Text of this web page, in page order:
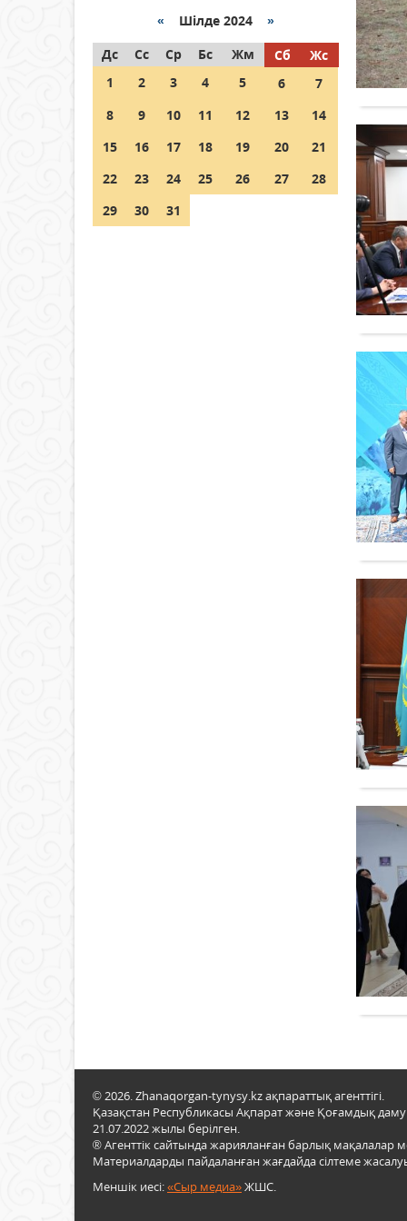
граждане Казахстана,
находящиеся за рубежом?
Шетелде жүрген Қазақстан
азаматтары қалай дауыс
бере алады?
05 тамыз 2026 ж. 143
« Шілде 2024 »
Дс
Сс Ср Бс Жм Сб
Жс
1
2 3 4 5 6
7
8
9 10 11 12 13
14
15
16 17 18 19 20
21
22
23 24 25 26 27
28
29
30 31
© 2026. Zhanaqorgan-tynysy.kz ақпараттық агенттігі.
Қазақстан Республикасы Ақпарат және Қоғамдық даму
21.07.2022 жылы берілген.
® Агенттік сайтында жарияланған барлық
Материалдарды пайдаланған жағдайда сілтеме
Меншік иесі:«Сыр медиа»ЖШС.